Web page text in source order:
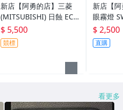
新店【阿勇的店】三菱
(MITSUBISHI) 日蝕 ECLI
PSE 3000GT 00-04 黑框
光圈魚眼大燈
$ 5,500
競標
新店【
眼霧燈 SWIFT
5~ VITARA JP
$ 2,500
直購
看更多